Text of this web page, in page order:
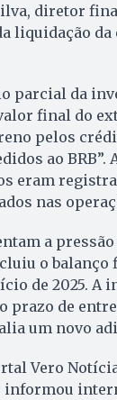
diretor
liquidação da
parcial da
final do
pelos
ao BRB”.
eram
nas
a pressão
o
de 2025. A
prazo de
um novo
Vero
informou